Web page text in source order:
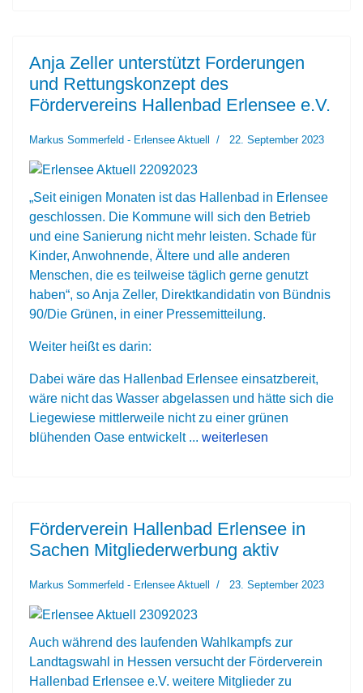
Anja Zeller unterstützt Forderungen
und Rettungskonzept des
Fördervereins Hallenbad Erlensee e.V.
Markus Sommerfeld - Erlensee Aktuell 22. September 2023
„Seit einigen Monaten ist das Hallenbad in Erlensee
geschlossen. Die Kommune will sich den Betrieb
und eine Sanierung nicht mehr leisten. Schade für
Kinder, Anwohnende, Ältere und alle anderen
Menschen, die es teilweise täglich gerne genutzt
haben“, so Anja Zeller, Direktkandidatin von Bündnis
90/Die Grünen, in einer Pressemitteilung.
Weiter heißt es darin:
Dabei wäre das Hallenbad Erlensee einsatzbereit,
wäre nicht das Wasser abgelassen und hätte sich die
Liegewiese mittlerweile nicht zu einer grünen
blühenden Oase entwickelt ... weiterlesen
Förderverein Hallenbad Erlensee in
Sachen Mitgliederwerbung aktiv
Markus Sommerfeld - Erlensee Aktuell 23. September 2023
Auch während des laufenden Wahlkampfs zur
Landtagswahl in Hessen versucht der Förderverein
Hallenbad Erlensee e.V. weitere Mitglieder zu